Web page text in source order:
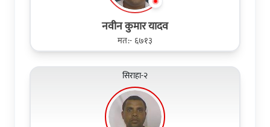
नवीन कुमार यादव
मत:- ६७१३
सिराहा-२